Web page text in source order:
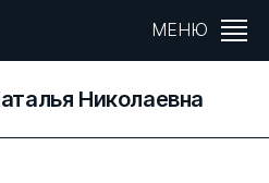
МЕНЮ
Николаевна